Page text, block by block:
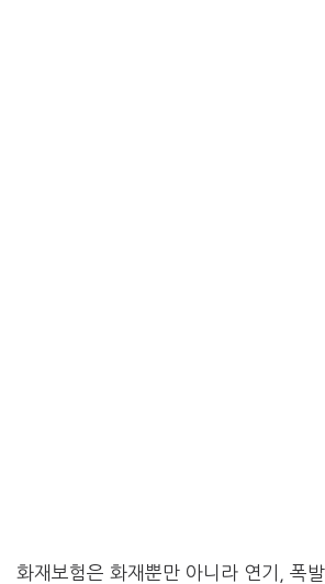
화재보험은 화재뿐만 아니라 연기, 폭